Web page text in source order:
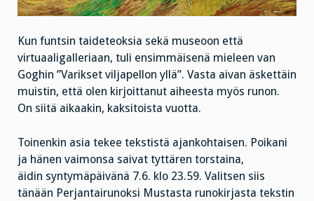
Kun funtsin taideteoksia sekä museoon että
virtuaaligalleriaan, tuli ensimmäisenä mieleen van
Goghin ”Varikset viljapellon yllä”. Vasta aivan äskettäin
muistin, että olen kirjoittanut aiheesta myös runon.
On siitä aikaakin, kaksitoista vuotta.
Toinenkin asia tekee tekstistä ajankohtaisen. Poikani
ja hänen vaimonsa saivat tyttären torstaina,
äidin syntymäpäivänä 7.6. klo 23.59. Valitsen siis
tänään Perjantairunoksi Mustasta runokirjasta tekstin